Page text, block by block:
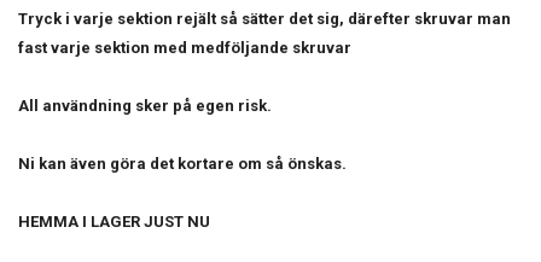
Tryck i varje sektion rejält så sätter det sig, därefter skruvar man
fast varje sektion med medföljande skruvar
All användning sker på egen risk.
Ni kan även göra det kortare om så önskas.
HEMMA I LAGER JUST NU